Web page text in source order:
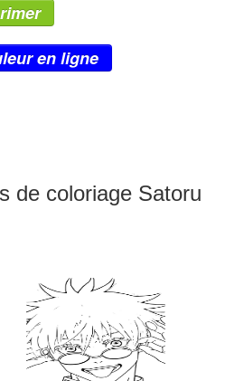
en ligne
de coloriage Satoru